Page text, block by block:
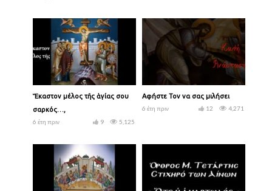
Ἕκαστον μέλος τῆς ἁγίας σου
σαρκός…,
6 έτη πριν
5,125
9
Αφήστε Τον να σας μιλήσει
6 έτη πριν
4,271
12